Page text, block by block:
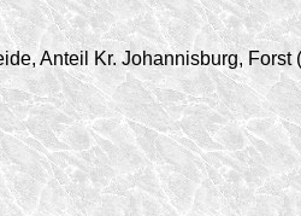
Anteil Kr. Johannisburg, Forst